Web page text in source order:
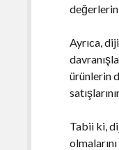
Ayrıca,
ürünlerin
Tabii ki,